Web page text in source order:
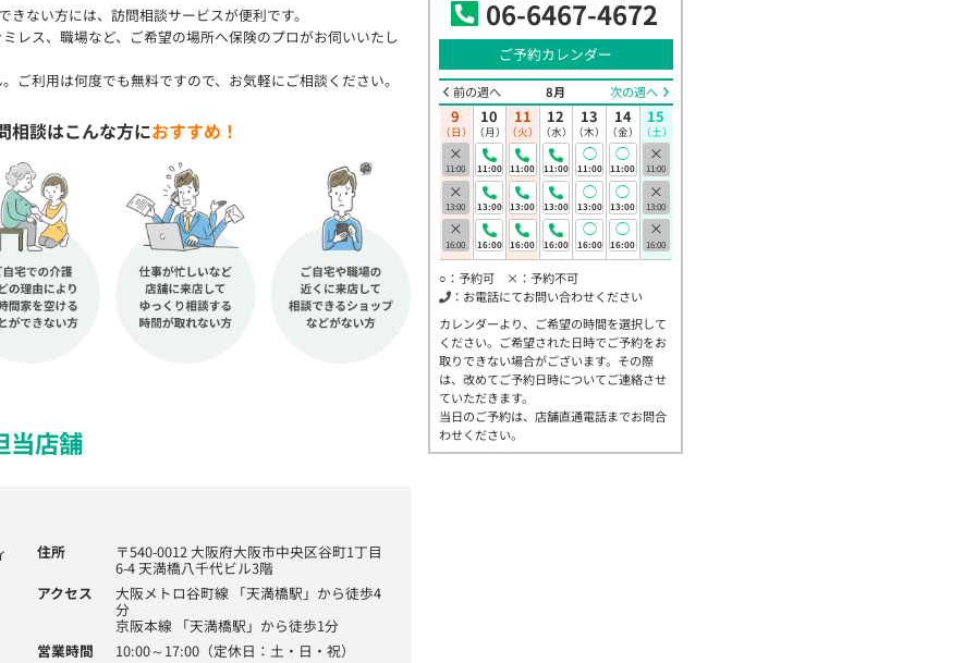
きない方には、訪問相談サービスが便利です。
レス、職場など、ご希望の場所へ保険のプロがお伺いいたし
ご利用は何度でも無料ですので、お気軽にご相談ください。
相談はこんな方におすすめ！
当店舗
住所 〒540-0012 大阪府大阪市中央区谷町1丁目
6-4 天満橋八千代ビル3階
アクセス
大阪メトロ谷町線 「天満橋駅」から徒歩4
分
京阪本線 「天満橋駅」から徒歩1分
営業時間
10:00～17:00（定休日：土・日・祝）
ご予約カレンダー
前の週へ 8月 次の週へ
9
（日）
×
11:00
×
13:00
×
16:00
10
（月）
11:00
13:00
16:00
11
（火）
11:00
13:00
16:00
12
（水）
11:00
13:00
16:00
13
（木）
◯
11:00
◯
13:00
◯
16:00
14
（金）
◯
11:00
◯
13:00
◯
16:00
15
（土）
×
11:00
×
13:00
×
16:00
○：予約可 ×：予約不可
：お電話にてお問い合わせください
カレンダーより、ご希望の時間を選択して
ください。ご希望された日時でご予約をお
取りできない場合がございます。その際
は、改めてご予約日時についてご連絡させ
ていただきます。
当日のご予約は、店舗直通電話までお問合
わせください。
06-6467-4672